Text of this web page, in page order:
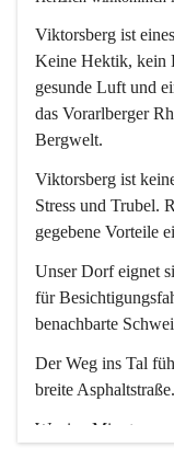
Viktorsberg ist
Keine Hektik, kein
gesunde Luft und
das Vorarlberger
Bergwelt.
Viktorsberg ist
Stress und Trubel.
gegebene Vorteile
Unser Dorf eignet
für
benachbarte
Der Weg ins Tal
breite Asphaltstraße.
Wenige Minuten